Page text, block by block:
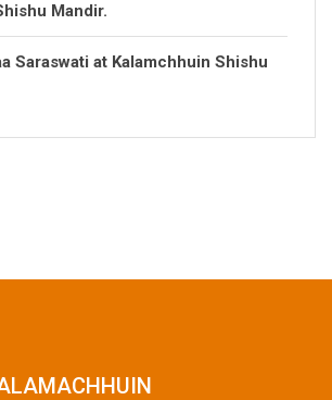
Mandir.
Saraswati at Kalamchhuin Shishu